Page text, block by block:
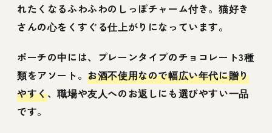
れたくなるふわふわのしっぽチャーム付き。猫好き
さんの心をくすぐる仕上がりになっています。
ポーチの中には、プレーンタイプのチョコレート3種
類をアソート。お酒不使用なので幅広い年代に贈り
やすく、職場や友人へのお返しにも選びやすい一品
です。